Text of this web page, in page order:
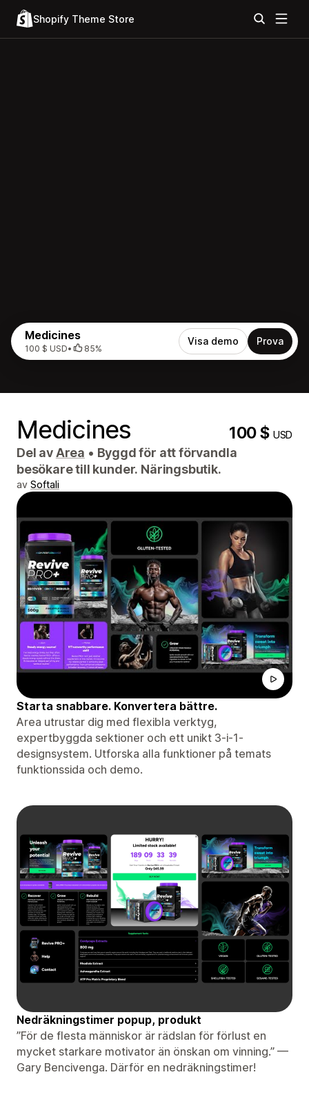
Shopify Theme Store
Medicines
100 $ USD• 85%
Visa demo Prova
Medicines 100 $USD
Del avArea • Byggd för att förvandla
besökare till kunder. Näringsbutik.
av Softali
Starta snabbare. Konvertera bättre.
Area utrustar dig med flexibla verktyg,
expertbyggda sektioner och ett unikt 3-i-1-
designsystem. Utforska alla funktioner på temats
funktionssida och demo.
Nedräkningstimer popup, produkt
”För de flesta människor är rädslan för förlust en
mycket starkare motivator än önskan om vinning.” —
Gary Bencivenga. Därför en nedräkningstimer!